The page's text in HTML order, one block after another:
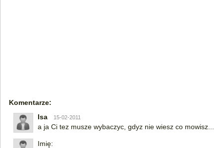
Komentarze:
Isa
15-02-2011
a ja Ci tez musze wybaczyc, gdyz nie wiesz co mowisz...
Imię: